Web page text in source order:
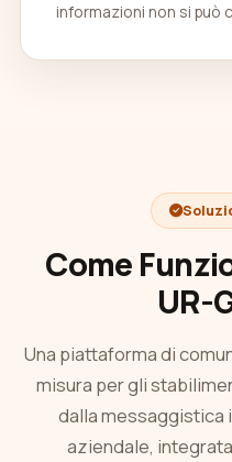
informazioni non si può
Come
UR-
Una piattaforma di
misura per gli
dalla messaggistica
aziendale,